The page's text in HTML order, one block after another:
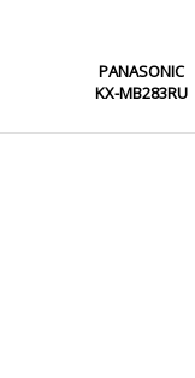
PANASONIC
KX-MB283RU